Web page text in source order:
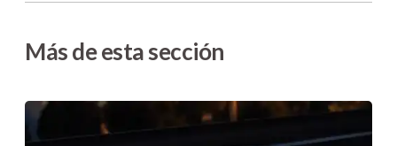
Más de esta sección